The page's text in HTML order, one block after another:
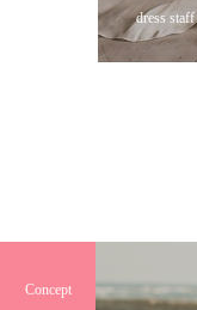
dress staff
Concept